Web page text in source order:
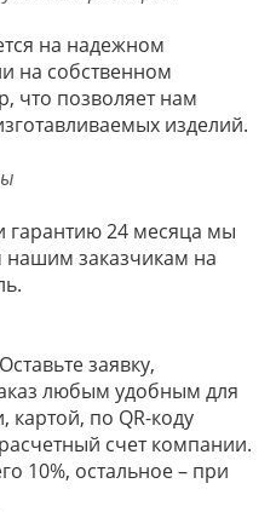
на надежном
на собственном
что позволяет нам
изделий.
гарантию 24 месяца мы
нашим заказчикам на
заявку,
любым удобным для
по QR-коду
счет компании.
10%, остальное – при